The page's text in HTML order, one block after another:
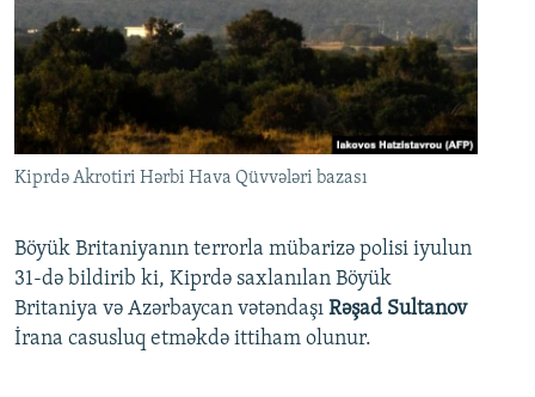
Kiprdə Akrotiri Hərbi Hava Qüvvələri bazası
Böyük Britaniyanın terrorla mübarizə polisi iyulun
31-də bildirib ki, Kiprdə saxlanılan Böyük
Britaniya və Azərbaycan vətəndaşı Rəşad Sultanov
İrana casusluq etməkdə ittiham olunur.